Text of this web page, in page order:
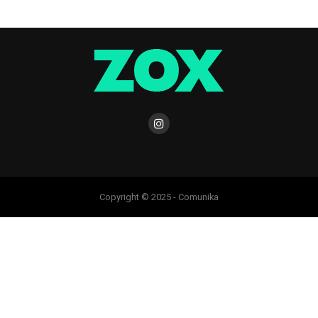
Copyright © 2025 - Comunika